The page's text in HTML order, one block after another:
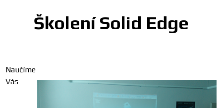
Školení Solid Edge
Naučíme
Vás